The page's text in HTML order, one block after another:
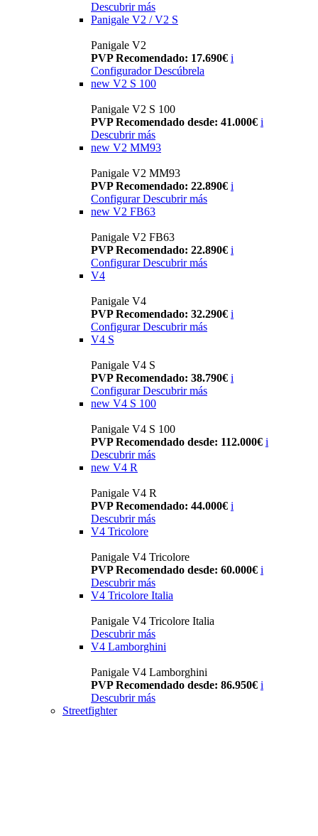
Descubrir más
Panigale V2 / V2 S
Panigale V2
PVP Recomendado: 17.690€ i
Configurador Descúbrela
new V2 S 100
Panigale V2 S 100
PVP Recomendado desde: 41.000€ i
Descubrir más
new V2 MM93
Panigale V2 MM93
PVP Recomendado: 22.890€ i
Configurar Descubrir más
new V2 FB63
Panigale V2 FB63
PVP Recomendado: 22.890€ i
Configurar Descubrir más
V4
Panigale V4
PVP Recomendado: 32.290€ i
Configurar Descubrir más
V4 S
Panigale V4 S
PVP Recomendado: 38.790€ i
Configurar Descubrir más
new V4 S 100
Panigale V4 S 100
PVP Recomendado desde: 112.000€ i
Descubrir más
new V4 R
Panigale V4 R
PVP Recomendado: 44.000€ i
Descubrir más
V4 Tricolore
Panigale V4 Tricolore
PVP Recomendado desde: 60.000€ i
Descubrir más
V4 Tricolore Italia
Panigale V4 Tricolore Italia
Descubrir más
V4 Lamborghini
Panigale V4 Lamborghini
PVP Recomendado desde: 86.950€ i
Descubrir más
Streetfighter